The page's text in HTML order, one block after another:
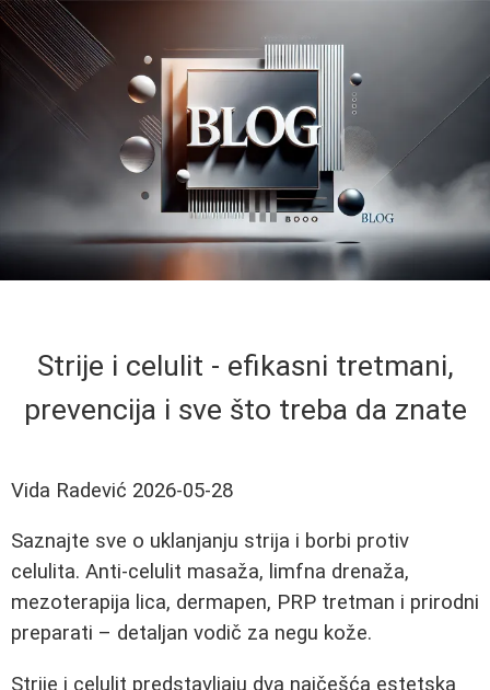
Strije i celulit - efikasni tretmani,
prevencija i sve što treba da znate
Vida Radević 2026-05-28
Saznajte sve o uklanjanju strija i borbi protiv
celulita. Anti-celulit masaža, limfna drenaža,
mezoterapija lica, dermapen, PRP tretman i prirodni
preparati – detaljan vodič za negu kože.
Strije i celulit predstavljaju dva najčešća estetska